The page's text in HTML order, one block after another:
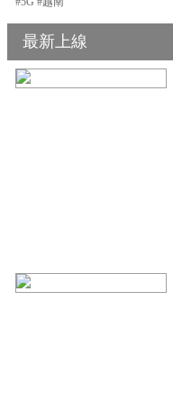
最新上線